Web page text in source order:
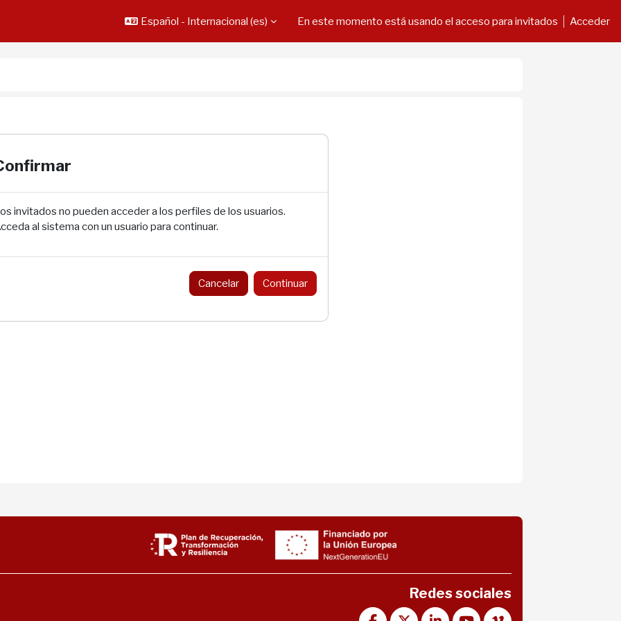
Español - Internacional ‎(es)‎ En este momento está usando el acceso para invitados Acceder
invitados no pueden acceder a los perfiles de los usuarios.
al sistema con un usuario para continuar.
Cancelar Continuar
Redes sociales